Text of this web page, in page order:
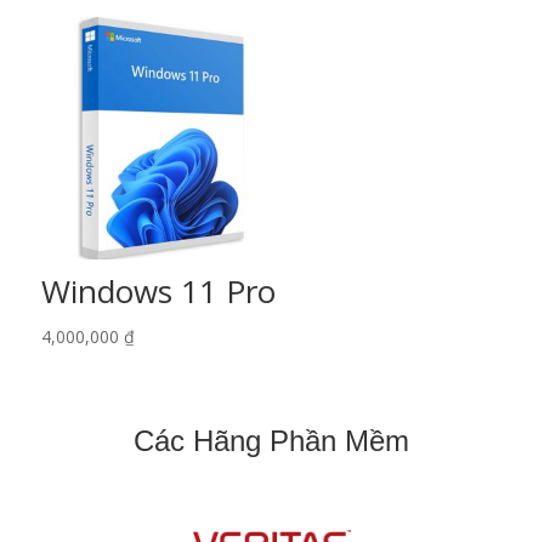
Windows 11 Pro
4,000,000 ₫
Các Hãng Phần Mềm